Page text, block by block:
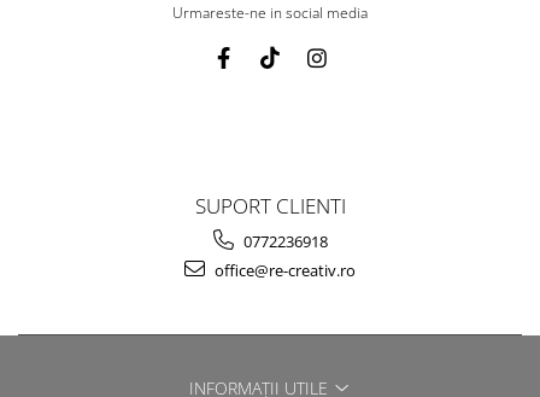
Urmareste-ne in social media
SUPORT CLIENTI
0772236918
office@re-creativ.ro
INFORMAȚII UTILE